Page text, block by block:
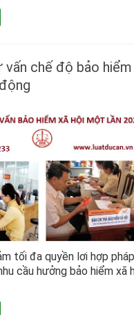
vấn chế độ bảo
tối đa quyền lơi hợp
cầu hưởng bảo hiểm xã